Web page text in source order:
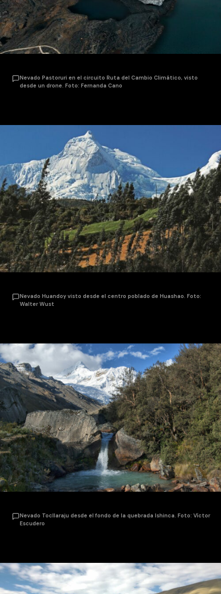
Nevado Pastoruri en el circuito Ruta del Cambio Climático, visto
desde un drone. Foto: Fernanda Cano
Nevado Huandoy visto desde el centro poblado de Huashao. Foto:
Walter Wust
Nevado Tocllaraju desde el fondo de la quebrada Ishinca. Foto: Víctor
Escudero